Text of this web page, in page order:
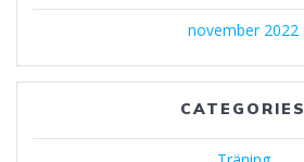
november 2022
CATEGORIES